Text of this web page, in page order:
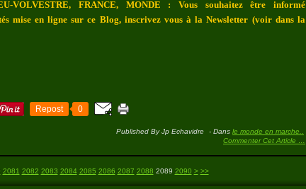
VOLVESTRE, FRANCE, MONDE : Vous souhaitez être informé
mise en ligne sur ce Blog, inscrivez vous à la Newsletter (voir dans la
Repost 0
Published By Jp Echavidre - Dans le monde en marche..
Commenter Cet Article
2081 2082 2083 2084 2085 2086 2087 2088 2089 2090 2100
2200
2300
2400
2500
2600
2700
> >>